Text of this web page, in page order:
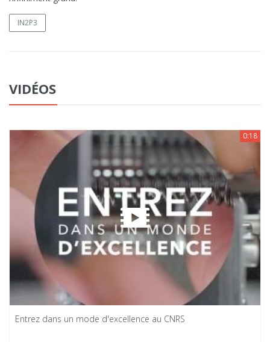
IN2P3
VIDÉOS
0:18
Entrez dans un mode d'excellence au CNRS